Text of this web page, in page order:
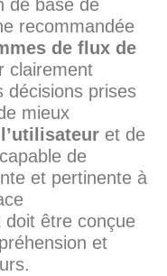
de base de
recommandée
de flux de
clairement
décisions prises
mieux
et de
de
et pertinente à
doit être conçue
et